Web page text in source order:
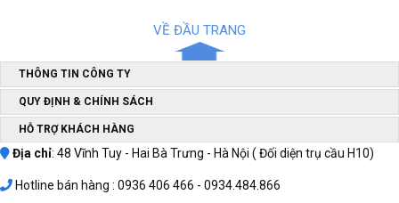
- Chân ren ngoài: 16mm
Khách hàng chọn phân loại:
1 - Chỉ rơ le 16mm
2- Rơ le máy rửa xe ren 16mm + đầu chuyển xuống ren 13mm
3- Rơ le (ren 16mm) + Đầu chuyển (ren 16x13mm) + Tê 3 ngã
VỀ ĐẦU TRANG
THÔNG TIN CÔNG TY
QUY ĐỊNH & CHÍNH SÁCH
HỖ TRỢ KHÁCH HÀNG
Địa chỉ: 48 Vĩnh Tuy - Hai Bà Trưng - Hà Nội ( Đối diện trụ cầu H10)
Hotline bán hàng : 0936 406 466 - 0934.484.866